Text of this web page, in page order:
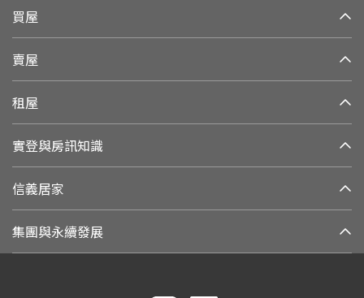
買屋
賣屋
租屋
實登與房訊知識
信義居家
集團與永續發展